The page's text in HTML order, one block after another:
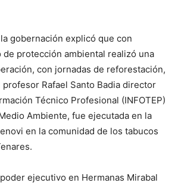
gobernación explicó que con
de protección ambiental realizó una
con jornadas de reforestación,
Rafael Santo Badia director
Técnico Profesional (INFOTEP)
Ambiente, fue ejecutada en la
en la comunidad de los tabucos
ejecutivo en Hermanas Mirabal